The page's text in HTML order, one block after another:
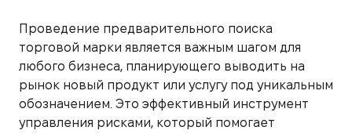
Проведение предварительного поиска
торговой марки является важным шагом для
любого бизнеса, планирующего выводить на
рынок новый продукт или услугу под уникальным
обозначением. Это эффективный инструмент
управления рисками, который помогает